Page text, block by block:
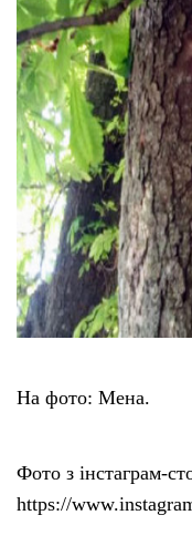
Підтримати
Редакційна політика
Етичний кодекс
На фото: Мена.
Фото з інстаграм-
https://